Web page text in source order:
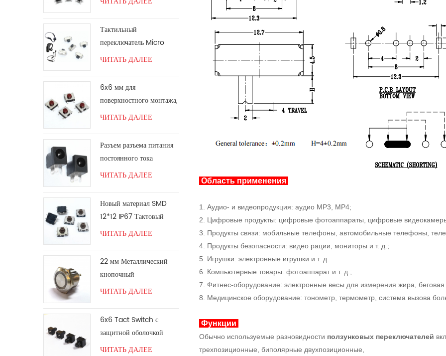
Область применения
1. Аудио- и видеопродукция: аудио MP3, MP4;
2. Цифровые продукты: цифровые фотоаппараты, цифровые видеокамеры
3. Продукты связи: мобильные телефоны, автомобильные телефоны,
4. Продукты безопасности: видео рации, мониторы и т. д.;
5. Игрушки: электронные игрушки и т. д.
6. Компьютерные товары: фотоаппарат и т. д.;
7. Фитнес-оборудование: электронные весы для измерения жира, беговая
8. Медицинское оборудование: тонометр, термометр, система вызова
Функции
Обычно используемые разновидности ползунковых переключателей
трехпозиционные, биполярные двухпозиционные,
Тактильный
переключатель Micro
SMT под прямым углом
ЧИТАТЬ ДАЛЕЕ
6x6 мм для
поверхностного монтажа,
красная ручка тактового
ЧИТАТЬ ДАЛЕЕ
Разъем разъема питания
постоянного тока
ЧИТАТЬ ДАЛЕЕ
Новый материал SMD
12*12 IP67 Тактовый
переключатель
ЧИТАТЬ ДАЛЕЕ
22 мм Металлический
кнопочный
переключатель
ЧИТАТЬ ДАЛЕЕ
6x6 Tact Switch с
защитной оболочкой
ЧИТАТЬ ДАЛЕЕ